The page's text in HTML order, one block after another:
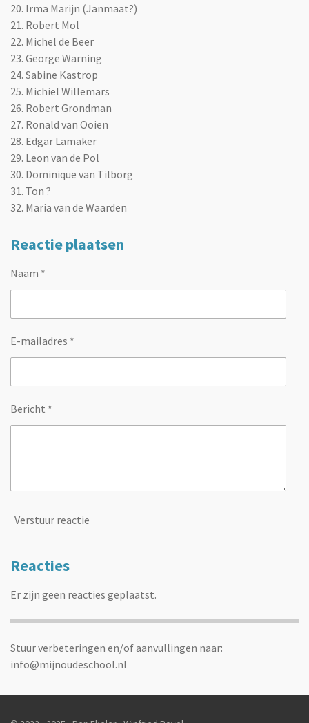
20. Irma Marijn (Janmaat?)
21. Robert Mol
22. Michel de Beer
23. George Warning
24. Sabine Kastrop
25. Michiel Willemars
26. Robert Grondman
27. Ronald van Ooien
28. Edgar Lamaker
29. Leon van de Pol
30. Dominique van Tilborg
31. Ton ?
32. Maria van de Waarden
Reactie plaatsen
Naam *
E-mailadres *
Bericht *
Verstuur reactie
Reacties
Er zijn geen reacties geplaatst.
Stuur verbeteringen en/of aanvullingen naar:
info@mijnoudeschool.nl